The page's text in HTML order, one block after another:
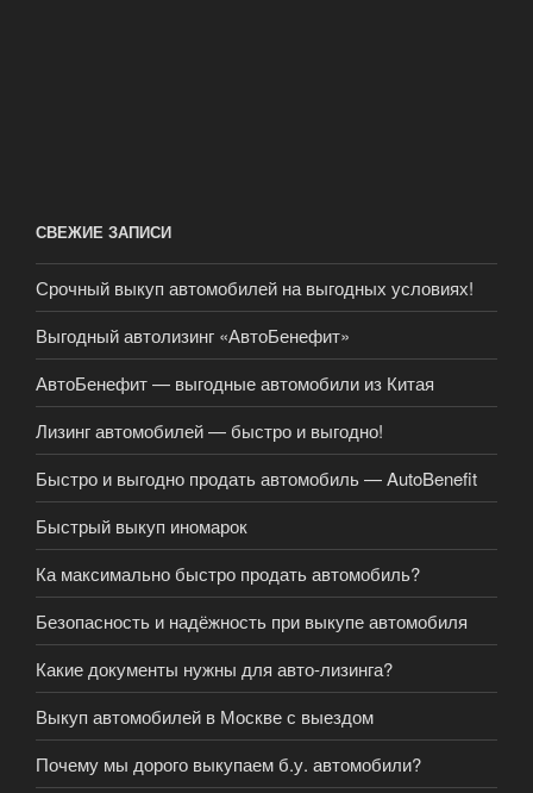
СВЕЖИЕ ЗАПИСИ
Срочный выкуп автомобилей на выгодных условиях!
Выгодный автолизинг «АвтоБенефит»
АвтоБенефит — выгодные автомобили из Китая
Лизинг автомобилей — быстро и выгодно!
Быстро и выгодно продать автомобиль — AutoBenefit
Быстрый выкуп иномарок
Ка максимально быстро продать автомобиль?
Безопасность и надёжность при выкупе автомобиля
Какие документы нужны для авто-лизинга?
Выкуп автомобилей в Москве с выездом
Почему мы дорого выкупаем б.у. автомобили?